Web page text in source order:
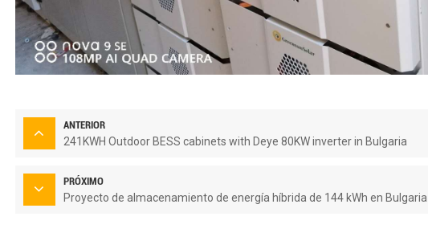
ANTERIOR
241KWH Outdoor BESS cabinets with Deye 80KW inverter in Bulgaria
PRÓXIMO
Proyecto de almacenamiento de energía híbrida de 144 kWh en Bulgaria